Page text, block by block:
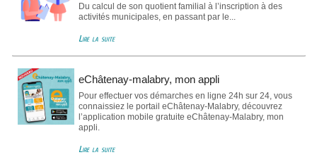
Du calcul de son quotient familial à l’inscription à des
activités municipales, en passant par le...
Lire la suite
eChâtenay-malabry, mon appli
Pour effectuer vos démarches en ligne 24h sur 24, vous
connaissiez le portail eChâtenay-Malabry, découvrez
l’application mobile gratuite eChâtenay-Malabry, mon
appli.
Lire la suite